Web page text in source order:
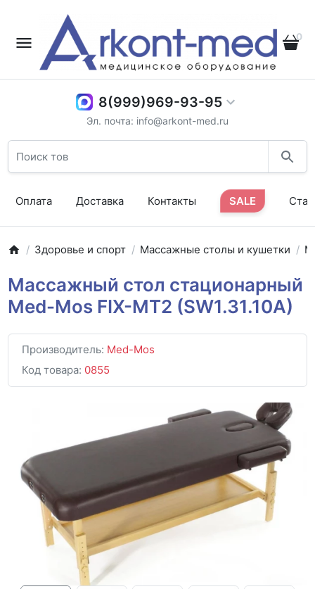
0
8(999)969-93-95
Эл. почта: info@arkont-med.ru
Оплата Доставка Контакты SALE
Здоровье и спорт Массажные столы и кушетки
Массажный стол стационарный
Med-Mos FIX-MT2 (SW1.31.10A)
Производитель: Med-Mos
Код товара: 0855